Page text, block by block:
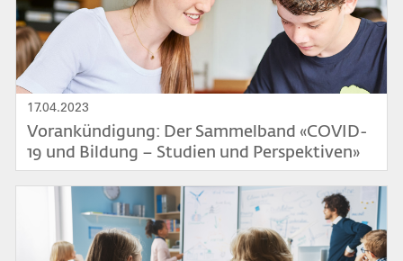
17.04.2023
Vorankündigung: Der Sammelband «COVID-
19 und Bildung – Studien und Perspektiven»
mit einem Beitrag aus dem IPP-PHSG
erscheint im Juli 2023